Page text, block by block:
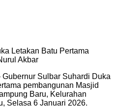
Gubernur Sulbar Suhardi Duka
pembangunan Masjid
Baru, Kelurahan
Selasa 6 Januari 2026.